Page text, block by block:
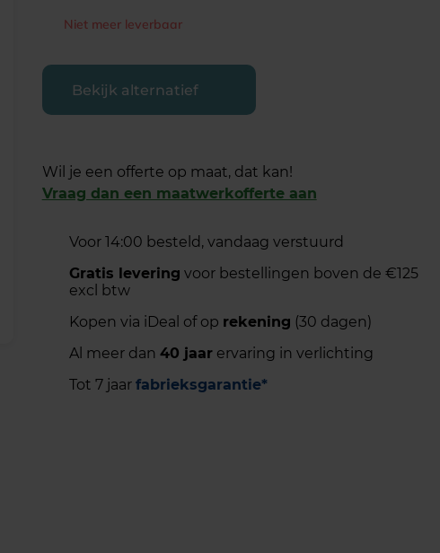
Niet meer leverbaar
Bekijk alternatief
Wil je een offerte op maat, dat kan!
Vraag dan een maatwerkofferte aan
Voor 14:00 besteld, vandaag verstuurd
Gratis levering voor bestellingen boven de €125
excl btw
Kopen via iDeal of op rekening (30 dagen)
Al meer dan 40 jaarervaring in verlichting
Tot 7 jaar fabrieksgarantie*